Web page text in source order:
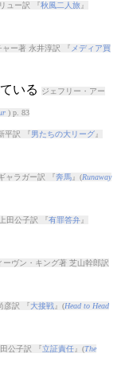
ュー訳 『秋風二人旅』
ー著 永井淳訳 『 メディア買
いる ジェフリー・アー
) p. 83
平訳 『男たちの大リーグ』
ャラガー訳 『奔馬』(Runaway
田公子訳 『有罪答弁』
ーヴン・キング著 芝山幹郎訳
彦訳 『大接戦』(Head to Head
公子訳 『立証責任』(The